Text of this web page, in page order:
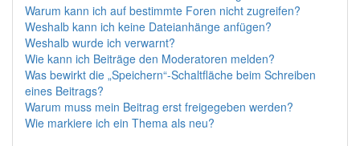
Warum kann ich auf bestimmte Foren nicht zugreifen?
Weshalb kann ich keine Dateianhänge anfügen?
Weshalb wurde ich verwarnt?
Wie kann ich Beiträge den Moderatoren melden?
Was bewirkt die „Speichern“-Schaltfläche beim Schreiben
eines Beitrags?
Warum muss mein Beitrag erst freigegeben werden?
Wie markiere ich ein Thema als neu?